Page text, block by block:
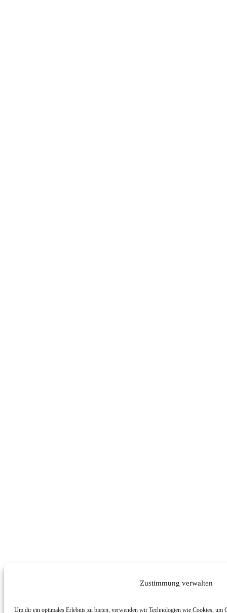
Zustimmung verwalten
Um dir ein optimales Erlebnis zu bieten, verwenden wir Technologien wie Cookies, um